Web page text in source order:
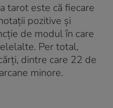
tarot este că fiecare
pozitive și
de modul în care
Per total,
dintre care 22 de
minore.